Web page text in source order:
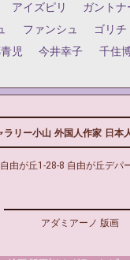
アイズピリ ガントナ
ファンシュ ゴリチ
児 今井幸子 千住
ラリー小山 外国人作家 日本
由が丘1-28-8 自由が丘デパ
アダミアーノ 版画